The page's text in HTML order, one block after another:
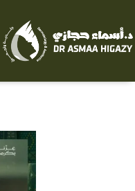
إلى
المحتوى
كمية
ابرة
اكسوزوم
الملكيّة